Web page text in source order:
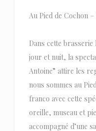
Au Pied de Cochon
Dans cette
jour et nuit, la
Antoine” attire les
nous sommes au
franco avec cette
oreille, museau et
accompagné d’une